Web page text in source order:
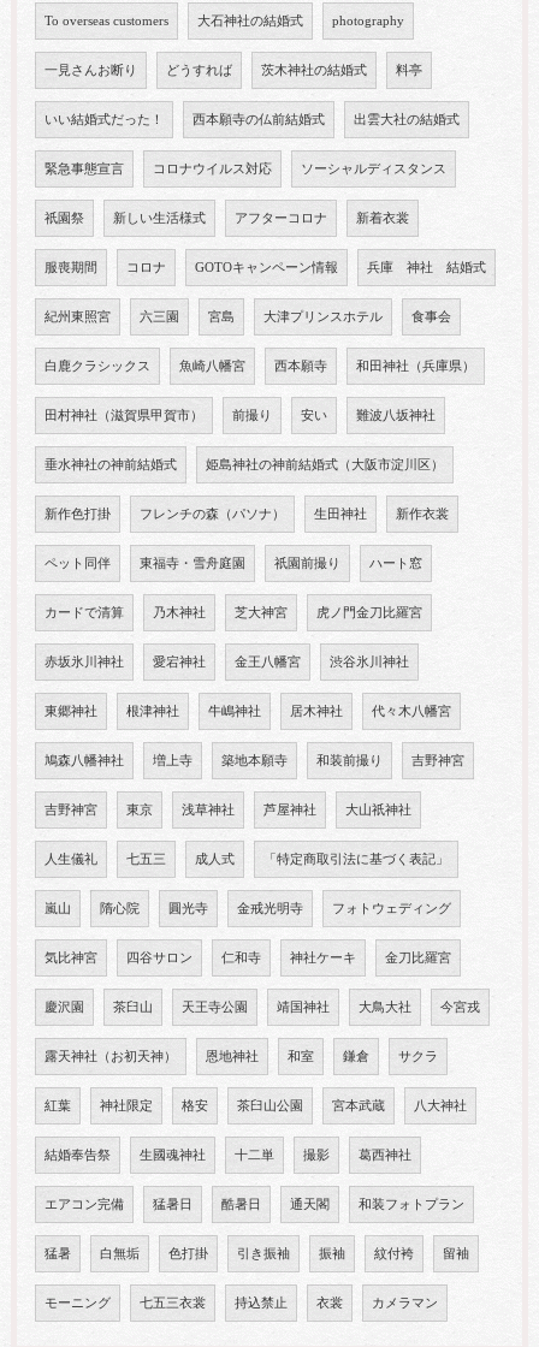
To overseas customers 大石神社の結婚式 photography
一見さんお断り どうすれば 茨木神社の結婚式 料亭
いい結婚式だった！ 西本願寺の仏前結婚式 出雲大社の結婚式
緊急事態宣言 コロナウイルス対応 ソーシャルディスタンス
祇園祭 新しい生活様式 アフターコロナ 新着衣裳
服喪期間 コロナ GOTOキャンペーン情報 兵庫 神社 結婚式
紀州東照宮 六三園 宮島 大津プリンスホテル 食事会
白鹿クラシックス 魚崎八幡宮 西本願寺 和田神社（兵庫県）
田村神社（滋賀県甲賀市） 前撮り 安い 難波八坂神社
垂水神社の神前結婚式 姫島神社の神前結婚式（大阪市淀川区）
新作色打掛 フレンチの森（パソナ） 生田神社 新作衣裳
ペット同伴 東福寺・雪舟庭園 祇園前撮り ハート窓
カードで清算 乃木神社 芝大神宮 虎ノ門金刀比羅宮
赤坂氷川神社 愛宕神社 金王八幡宮 渋谷氷川神社
東郷神社 根津神社 牛嶋神社 居木神社 代々木八幡宮
鳩森八幡神社 増上寺 築地本願寺 和装前撮り 吉野神宮
吉野神宮 東京 浅草神社 芦屋神社 大山祇神社
人生儀礼 七五三 成人式 「特定商取引法に基づく表記」
嵐山 隋心院 圓光寺 金戒光明寺 フォトウェディング
気比神宮 四谷サロン 仁和寺 神社ケーキ 金刀比羅宮
慶沢園 茶臼山 天王寺公園 靖国神社 大鳥大社 今宮戎
露天神社（お初天神） 恩地神社 和室 鎌倉 サクラ
紅葉 神社限定 格安 茶臼山公園 宮本武蔵 八大神社
結婚奉告祭 生國魂神社 十二単 撮影 葛西神社
エアコン完備 猛暑日 酷暑日 通天閣 和装フォトプラン
猛暑 白無垢 色打掛 引き振袖 振袖 紋付袴 留袖
モーニング 七五三衣裳 持込禁止 衣裳 カメラマン